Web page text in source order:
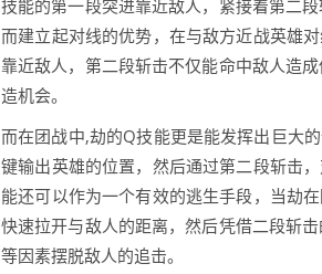
技能的第一段突进靠近敌人，紧接着第二
而建立起对线的优势，在与敌方近战英雄
靠近敌人，第二段斩击不仅能命中敌人造
造机会。
而在团战中,劫的Q技能更是能发挥出巨大
键输出英雄的位置，然后通过第二段斩击
能还可以作为一个有效的逃生手段，当劫
快速拉开与敌人的距离，然后凭借二段斩
等因素摆脱敌人的追击。